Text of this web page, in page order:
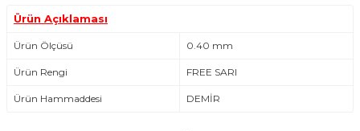
Ürün Açıklaması
Ürün Ölçüsü 0.40 mm
Ürün Rengi FREE SARI
Ürün Hammaddesi DEMİR